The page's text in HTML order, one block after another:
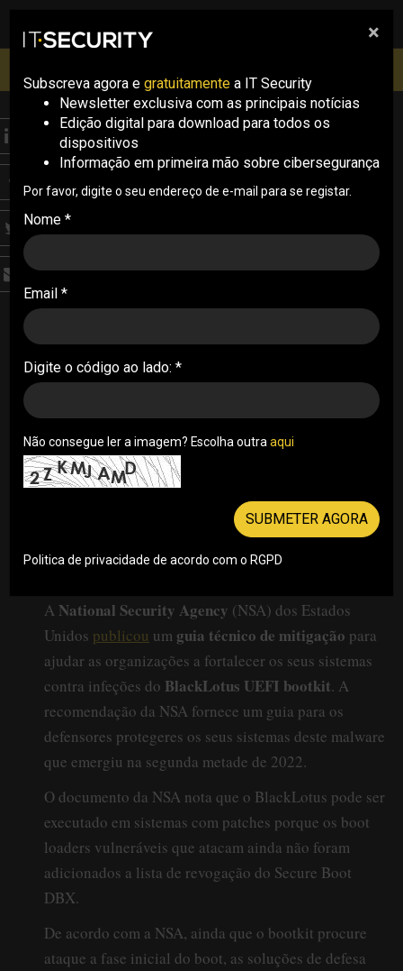
pesquisa
Inscrições abertas
ANALYSIS
NSA lança guia para
mitigar infeções do
BlackLotus
A National Security Agency dos Estados Unidos
lançou um guia para ajudar as organizações a
26/06/2023
A National Security Agency (NSA) dos Estados
Unidos publicou um guia técnico de mitigação para
ajudar as organizações a fortalecer os seus sistemas
contra infeções do BlackLotus UEFI bootkit. A
recomendação da NSA fornece um guia para os
defensores protegeres os seus sistemas deste malware
que emergiu na segunda metade de 2022.
O documento da NSA nota que o BlackLotus pode ser
executado em sistemas com patches porque os boot
loaders vulneráveis que atacam ainda não foram
adicionados a lista de revogação do Secure Boot
DBX.
De acordo com a NSA, ainda que o bootkit procure
ataque a fase inicial do boot, as soluções de defesa
×
Subscreva agora e gratuitamente a IT Security
Newsletter exclusiva com as principais notícias
Edição digital para download para todos os
dispositivos
Informação em primeira mão sobre cibersegurança
Por favor, digite o seu endereço de e-mail para se registar.
Nome *
Email *
Digite o código ao lado: *
Não consegue ler a imagem? Escolha outra aqui
SUBMETER AGORA
Politica de privacidade de acordo com o RGPD